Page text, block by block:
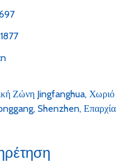
Ζώνη Jingfanghua, Χωριό
Shenzhen, Επαρχία